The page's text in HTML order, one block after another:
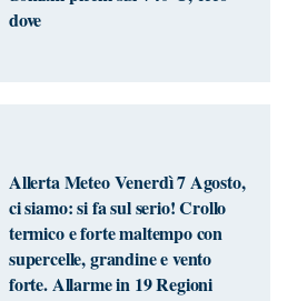
dove
Allerta Meteo Venerdì 7 Agosto,
ci siamo: si fa sul serio! Crollo
termico e forte maltempo con
supercelle, grandine e vento
forte. Allarme in 19 Regioni